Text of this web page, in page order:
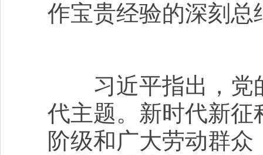
作宝贵经验的深刻
习近平指出，党
代主题。新时代新
阶级和广大劳动群